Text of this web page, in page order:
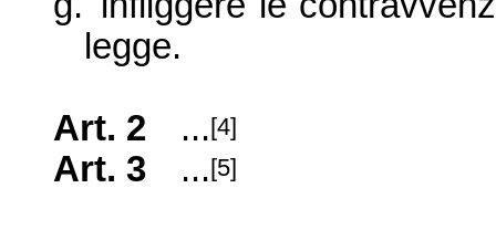
legge.
Art. 2 ...[4]
Art. 3 ...[5]